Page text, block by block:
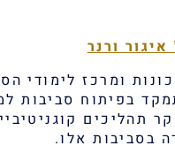
ורנר
ומרכז לימודי
בפיתוח סביבות
תהליכים
בסביבות אלו.